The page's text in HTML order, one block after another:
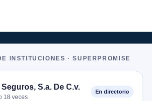
INSTITUCIONES · SUPERPROMISE
S.a. De C.v.
18 veces
En directorio